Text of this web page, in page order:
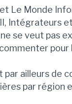
Le Monde
Intégrateurs
se veut pas
pour
par ailleurs
par région